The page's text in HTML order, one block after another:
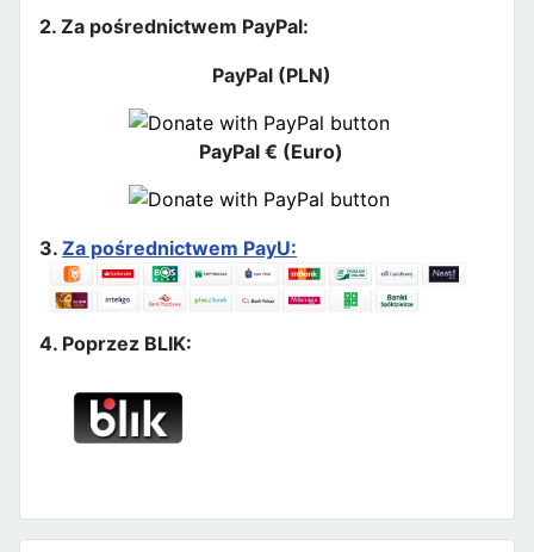
2. Za pośrednictwem PayPal:
PayPal (PLN)
PayPal € (Euro)
3. Za pośrednictwem PayU:
4. Poprzez BLIK: